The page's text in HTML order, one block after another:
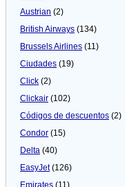
Austrian (2)
British Airways (134)
Brussels Airlines (11)
Ciudades (19)
Click (2)
Clickair (102)
Códigos de descuentos (2)
Condor (15)
Delta (40)
EasyJet(126)
Emirates (11)